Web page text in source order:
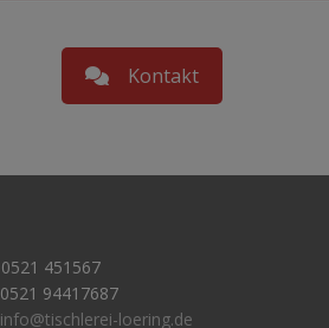
Kontakt
0521 451567
0521 94417687
info@tischlerei-loering.de